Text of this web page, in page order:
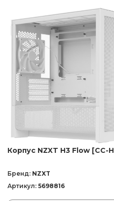
Корпус NZXT H3 Flow [CC-
Бренд: NZXT
Артикул: 5698816